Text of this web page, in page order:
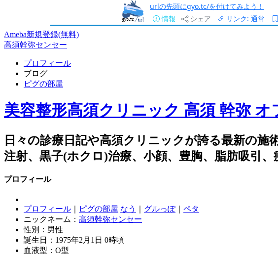
urlの先頭にgyo.tc/を付けてみよう！
情報
シェア リンク: 通常